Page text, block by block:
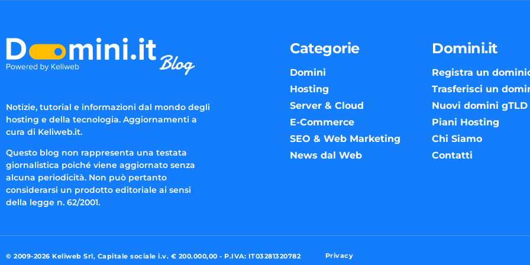
Notizie, tutorial e informazioni dal mondo degli
hosting e della tecnologia. Aggiornamenti a
cura di Keliweb.it.
Questo blog non rappresenta una testata
giornalistica poiché viene aggiornato senza
alcuna periodicità. Non può pertanto
considerarsi un prodotto editoriale ai sensi
della legge n. 62/2001.
Categorie
Domini
Hosting
Server & Cloud
E-Commerce
SEO & Web Marketing
News dal Web
Domini.it
Registra un
Trasferisci un
Nuovi domini gTLD
Piani Hosting
Chi Siamo
Contatti
© 2009-2026 Keliweb Srl, Capitale sociale i.v. € 200.000,00 - P.IVA: IT03281320782 Privacy